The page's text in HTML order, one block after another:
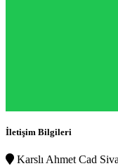
İletişim Bilgileri
Karslı Ahmet Cad